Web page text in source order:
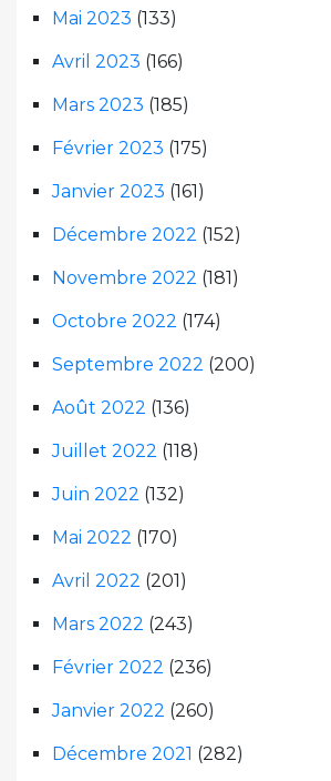
Mai 2023 (133)
Avril 2023 (166)
Mars 2023 (185)
Février 2023 (175)
Janvier 2023 (161)
Décembre 2022 (152)
Novembre 2022 (181)
Octobre 2022 (174)
Septembre 2022 (200)
Août 2022 (136)
Juillet 2022 (118)
Juin 2022 (132)
Mai 2022 (170)
Avril 2022 (201)
Mars 2022 (243)
Février 2022 (236)
Janvier 2022 (260)
Décembre 2021 (282)